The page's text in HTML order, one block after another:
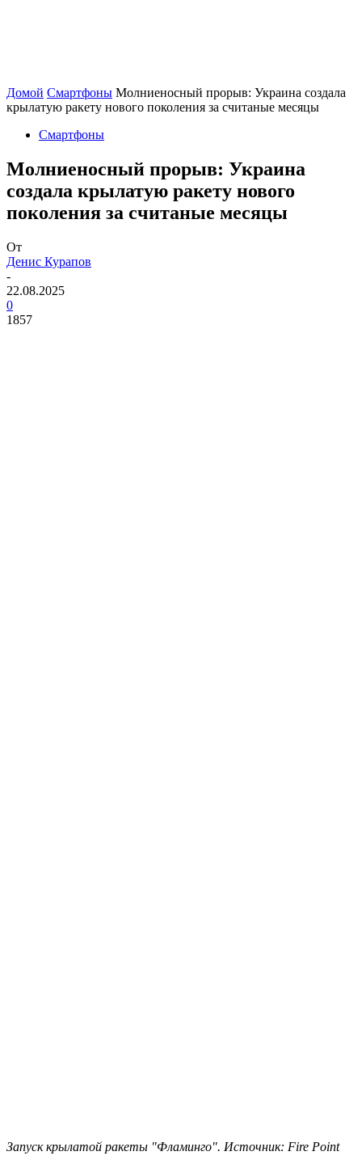
Домой Смартфоны Молниеносный прорыв: Украина создала
крылатую ракету нового поколения за считаные месяцы
Смартфоны
Молниеносный прорыв: Украина
создала крылатую ракету нового
поколения за считаные месяцы
От
Денис Курапов
-
22.08.2025
0
1857
Запуск крылатой ракеты "Фламинго". Источник: Fire Point